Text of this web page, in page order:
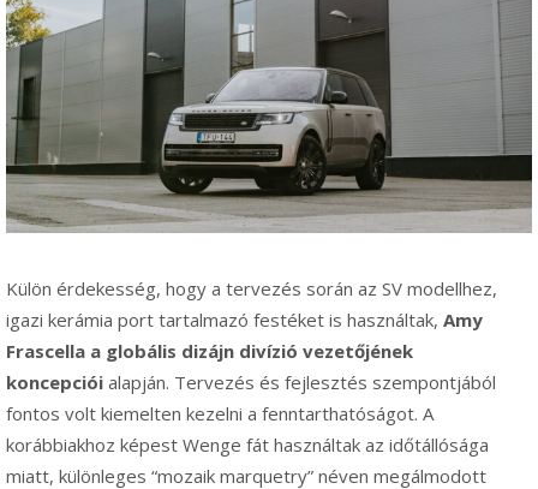
Külön érdekesség, hogy a tervezés során az SV modellhez,
igazi kerámia port tartalmazó festéket is használtak, Amy
Frascella a globális dizájn divízió vezetőjének
koncepciói alapján. Tervezés és fejlesztés szempontjából
fontos volt kiemelten kezelni a fenntarthatóságot. A
korábbiakhoz képest Wenge fát használtak az időtállósága
miatt, különleges “mozaik marquetry” néven megálmodott